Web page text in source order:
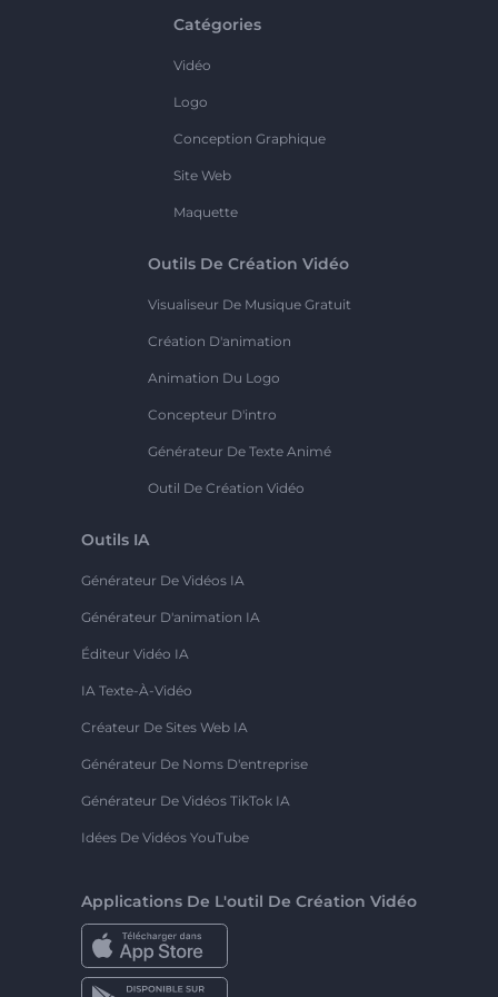
Catégories
Vidéo
Logo
Conception Graphique
Site Web
Maquette
Outils De Création Vidéo
Visualiseur De Musique Gratuit
Création D'animation
Animation Du Logo
Concepteur D'intro
Générateur De Texte Animé
Outil De Création Vidéo
Outils IA
Générateur De Vidéos IA
Générateur D'animation IA
Éditeur Vidéo IA
IA Texte-À-Vidéo
Créateur De Sites Web IA
Générateur De Noms D'entreprise
Générateur De Vidéos TikTok IA
Idées De Vidéos YouTube
Applications De L'outil De Création Vidéo